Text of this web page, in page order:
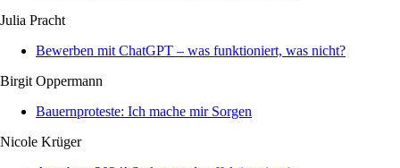
Julia Pracht
Bewerben mit ChatGPT – was funktioniert, was nicht?
Birgit Oppermann
Bauernproteste: Ich mache mir Sorgen
Nicole Krüger